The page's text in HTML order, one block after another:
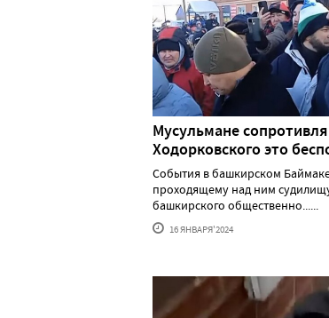
Мусульмане
Ходорковского это
События в башкирском
проходящему над ним
башкирского общественно......
16 ЯНВАРЯ'2024